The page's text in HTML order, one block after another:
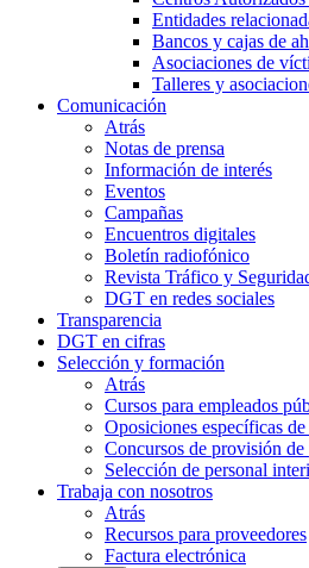
Entidades
Bancos y cajas de
Asociaciones de
Talleres y
Comunicación
Atrás
Notas de prensa
Información de interés
Eventos
Campañas
Encuentros digitales
Boletín radiofónico
Revista Tráfico y
DGT en redes sociales
Transparencia
DGT en cifras
Selección y formación
Atrás
Cursos para empleados
Oposiciones específicas
Concursos de provisión de
Selección de personal
Trabaja con nosotros
Atrás
Recursos para proveedores
Factura electrónica